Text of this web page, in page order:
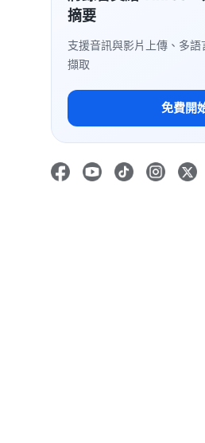
摘要
支援音訊與影片上傳、多
擷取
免費開